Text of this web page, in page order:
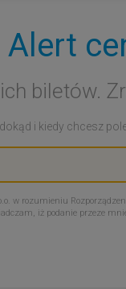
Alert
biletów.
i kiedy chcesz
w rozumieniu
iż podanie przeze